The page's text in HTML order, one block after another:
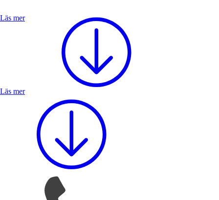
Kombinerade enheter
Larmklockor MED-klassade
Kombinerade enheterLarmsystem
Läs mer
Läs mer